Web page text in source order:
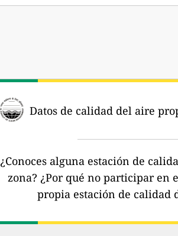
Datos de calidad del aire
¿Conoces alguna estación de
zona? ¿Por qué no participar en
propia estación de calidad